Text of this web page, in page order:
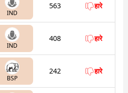
IND
563 हारे
IND
408 हारे
BSP
242 हारे